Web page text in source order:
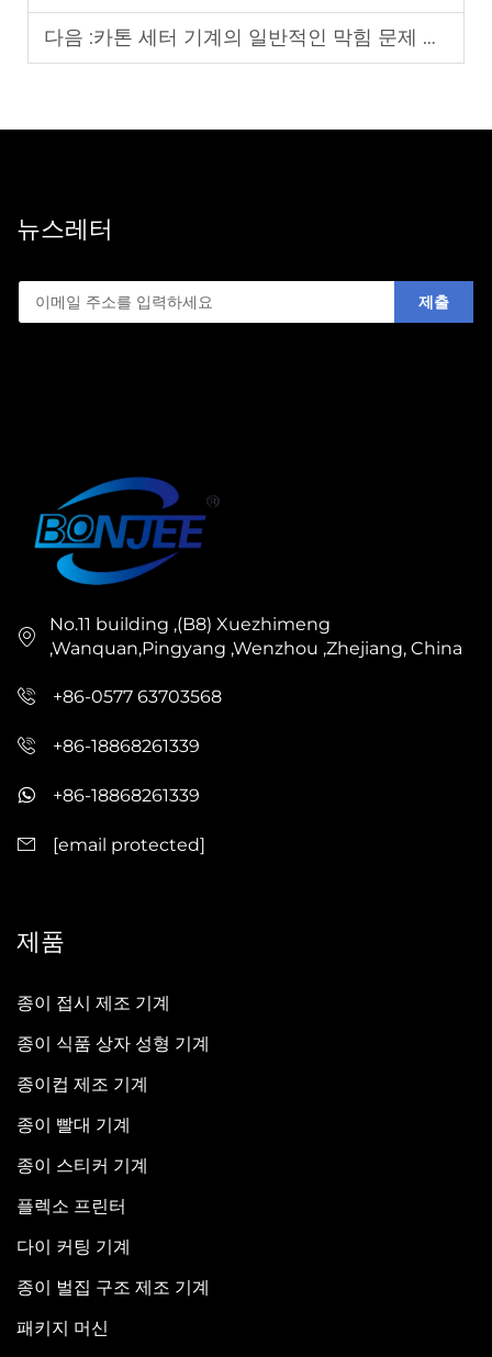
다음 :카톤 세터 기계의 일반적인 막힘 문제 해결 방법
뉴스레터
제출
No.11 building ,(B8) Xuezhimeng
,Wanquan,Pingyang ,Wenzhou ,Zhejiang, China
+86-0577 63703568
+86-18868261339
+86-18868261339
[email protected]
제품
종이 접시 제조 기계
종이 식품 상자 성형 기계
종이컵 제조 기계
종이 빨대 기계
종이 스티커 기계
플렉소 프린터
다이 커팅 기계
종이 벌집 구조 제조 기계
패키지 머신